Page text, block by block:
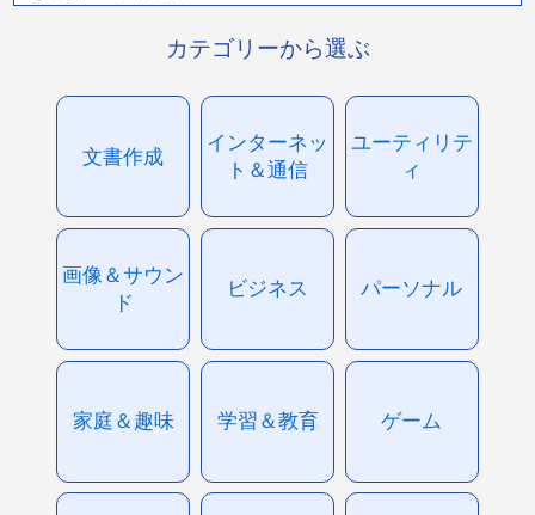
カテゴリーから選ぶ
文書作成
インターネッ
ト＆通信
ユーティリテ
ィ
画像＆サウン
ド
ビジネス パーソナル
家庭＆趣味 学習＆教育 ゲーム